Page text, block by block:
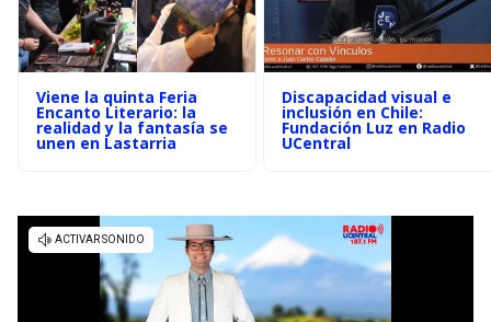
Viene la quinta Feria
Encanto Literario: la
realidad y la fantasía se
unen en Lastarria
Discapacidad visual e
inclusión en Chile:
Fundación Luz en Radio
UCentral